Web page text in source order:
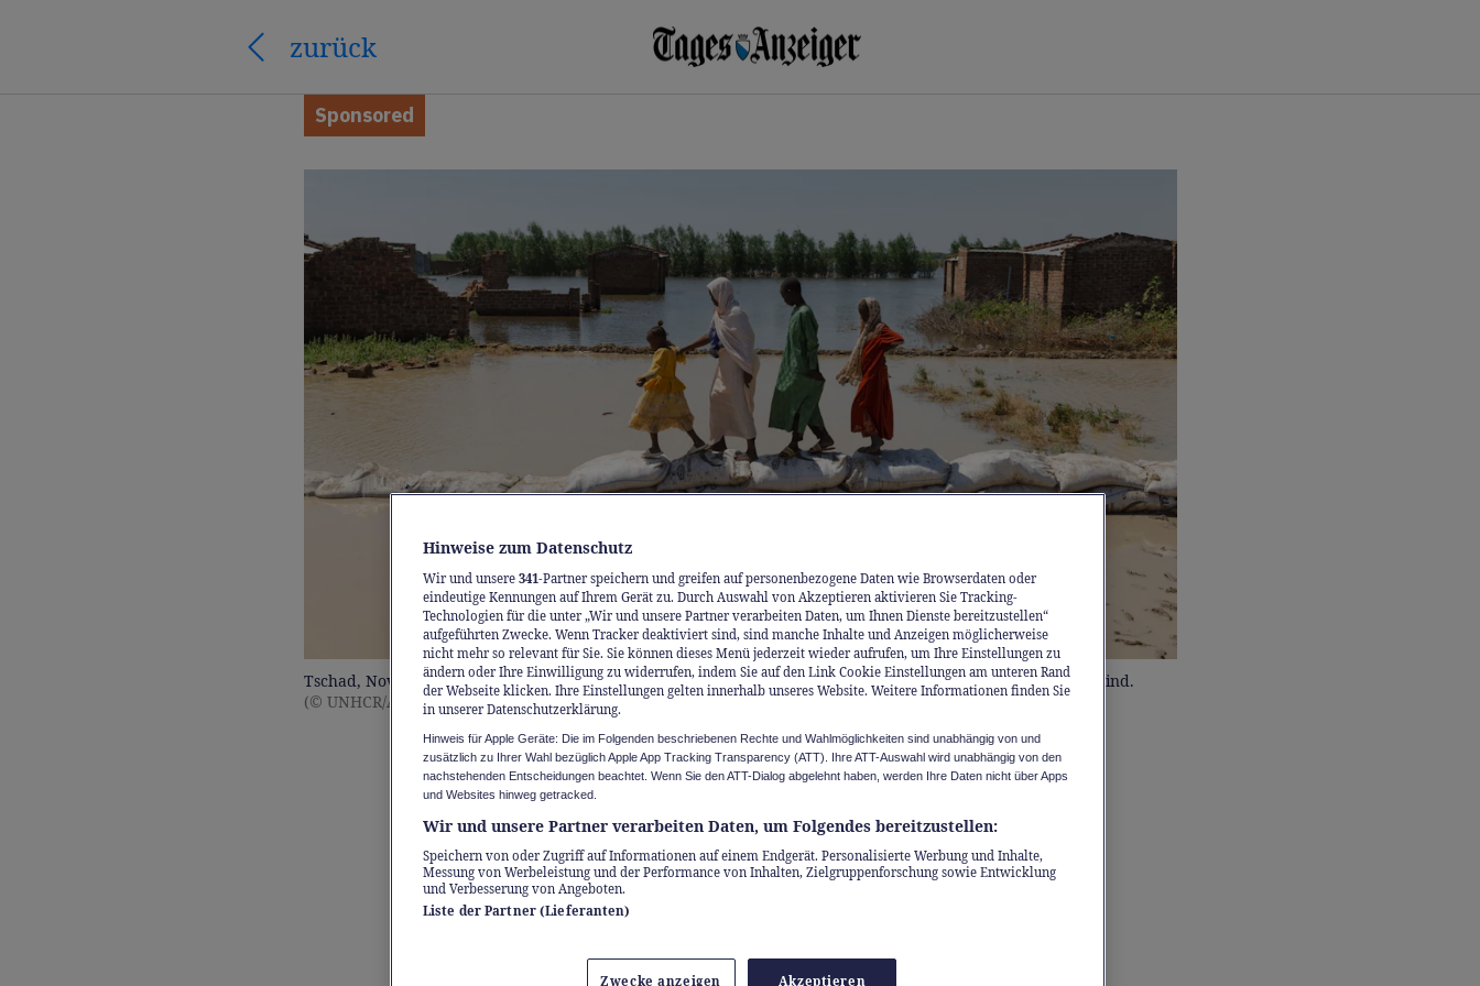
zurück
Sponsored
Tschad, November 2024. Kamerunische Flüchtlinge, die von den Überschwemmungen in Guilmey betroffen sind.
(© UNHCR/Andrew McConnell)
Die Schweiz hat 1953
Geschichte geschrieben -
wird sie es wieder tun?
Ein vergessenes Dokument von 1953 zeigt: Als die Welt wegsah,
Hinweise zum Datenschutz
Wir und unsere 341-Partner speichern und greifen auf personenbezogene Daten wie Browserdaten oder
eindeutige Kennungen auf Ihrem Gerät zu. Durch Auswahl von Akzeptieren aktivieren Sie Tracking-
Technologien für die unter „Wir und unsere Partner verarbeiten Daten, um Ihnen Dienste bereitzustellen“
aufgeführten Zwecke. Wenn Tracker deaktiviert sind, sind manche Inhalte und Anzeigen möglicherweise
nicht mehr so relevant für Sie. Sie können dieses Menü jederzeit wieder aufrufen, um Ihre Einstellungen zu
ändern oder Ihre Einwilligung zu widerrufen, indem Sie auf den Link Cookie Einstellungen am unteren Rand
der Webseite klicken. Ihre Einstellungen gelten innerhalb unseres Website. Weitere Informationen finden Sie
in unserer Datenschutzerklärung.
Hinweis für Apple Geräte: Die im Folgenden beschriebenen Rechte und Wahlmöglichkeiten sind unabhängig von und
zusätzlich zu Ihrer Wahl bezüglich Apple App Tracking Transparency (ATT). Ihre ATT-Auswahl wird unabhängig von den
nachstehenden Entscheidungen beachtet. Wenn Sie den ATT-Dialog abgelehnt haben, werden Ihre Daten nicht über Apps
und Websites hinweg getracked.
Wir und unsere Partner verarbeiten Daten, um Folgendes bereitzustellen:
Speichern von oder Zugriff auf Informationen auf einem Endgerät. Personalisierte Werbung und Inhalte,
Messung von Werbeleistung und der Performance von Inhalten, Zielgruppenforschung sowie Entwicklung
und Verbesserung von Angeboten.
Liste der Partner (Lieferanten)
Zwecke anzeigen Akzeptieren